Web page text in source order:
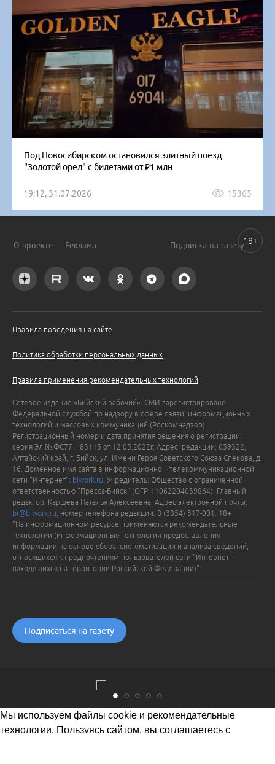
Под Новосибирском остановился элитный поезд
"Золотой орел" с билетами от ₽1 млн
19:12, 31.07.2026 15365
О проекте Реклама Подписка на газету
Правила поведения на сайте
Политика обработки персональных данных
Правила применения рекомендательных технологий
Сетевое издание «Бийский рабочий». СМИ зарегистрировано
Федеральной службой по надзору в сфере связи, информационных
технологий и массовых коммуникаций (Роскомнадзор).
Регистрационный номер и дата принятия решения о регистрации:
серия Эл № ФС77 – 83115 от 12.05.2022г. Адрес: редакции: 659322,
Алтайский край, г. Бийск, ул. Имени Героя Советского Союза Спекова, д.
16. Доменное имя сайта в информационно – телекоммуникационной
сети "Интернет": biwork.ru . Учредитель: Общество с ограниченной
ответственностью "Пресса-Бийск" (ОГРН 1062204039864). Главный
редактор: Каршева Наталья Алексеевна. Адрес электронной почты:
br@biwork.ru , номер телефона редакции: 8 (3854) 317-001. 18+
"На информационном ресурсе применяются рекомендательные
технологии (информационные технологии предоставления
информации на основе сбора, систематизации и анализа сведений,
относящихся к предпочтениям пользователей сети "Интернет",
находящихся на территории Российской Федерации)".
Подписаться на газету
18+
Мы используем файлы cookie и рекомендательные
технологии. Пользуясь сайтом, вы соглашаетесь с